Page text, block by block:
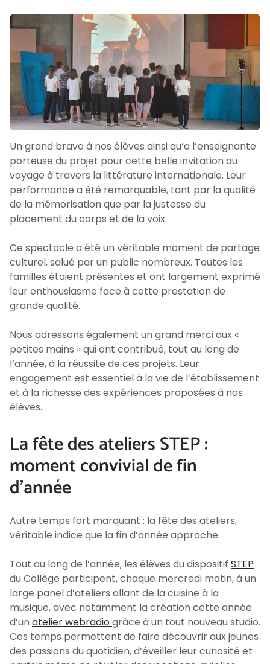
Un grand bravo à nos élèves ainsi qu’a l’enseignante
porteuse du projet pour cette belle invitation au
voyage à travers la littérature internationale. Leur
performance a été remarquable, tant par la qualité
de la mémorisation que par la justesse du
placement du corps et de la voix.
Ce spectacle a été un véritable moment de partage
culturel, salué par un public nombreux. Toutes les
familles étaient présentes et ont largement exprimé
leur enthousiasme face à cette prestation de
grande qualité.
Nous adressons également un grand merci aux «
petites mains » qui ont contribué, tout au long de
l’année, à la réussite de ces projets. Leur
engagement est essentiel à la vie de l’établissement
et à la richesse des expériences proposées à nos
élèves.
La fête des ateliers STEP :
moment convivial de fin
d’année
Autre temps fort marquant : la fête des ateliers,
véritable indice que la fin d’année approche.
Tout au long de l’année, les élèves du dispositif STEP
du Collège participent, chaque mercredi matin, à un
large panel d’ateliers allant de la cuisine à la
musique, avec notamment la création cette année
d’un atelier webradiogrâce à un tout nouveau studio.
Ces temps permettent de faire découvrir aux jeunes
des passions du quotidien, d’éveiller leur curiosité et